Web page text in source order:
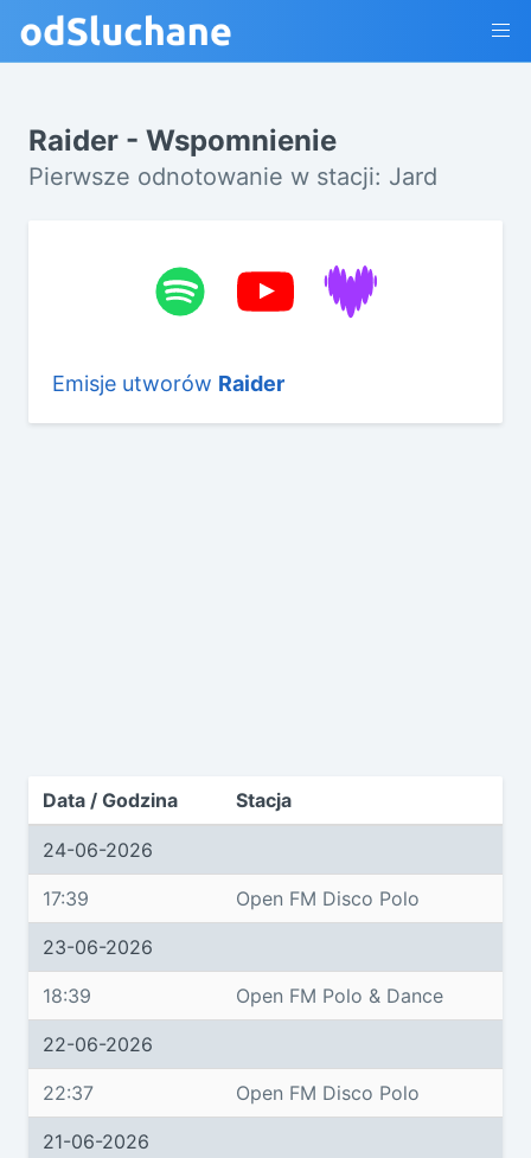
Raider - Wspomnienie
Pierwsze odnotowanie w stacji: Jard
Emisje utworów Raider
Data / Godzina Stacja
24-06-2026
17:39 Open FM Disco Polo
23-06-2026
18:39 Open FM Polo & Dance
22-06-2026
22:37 Open FM Disco Polo
21-06-2026